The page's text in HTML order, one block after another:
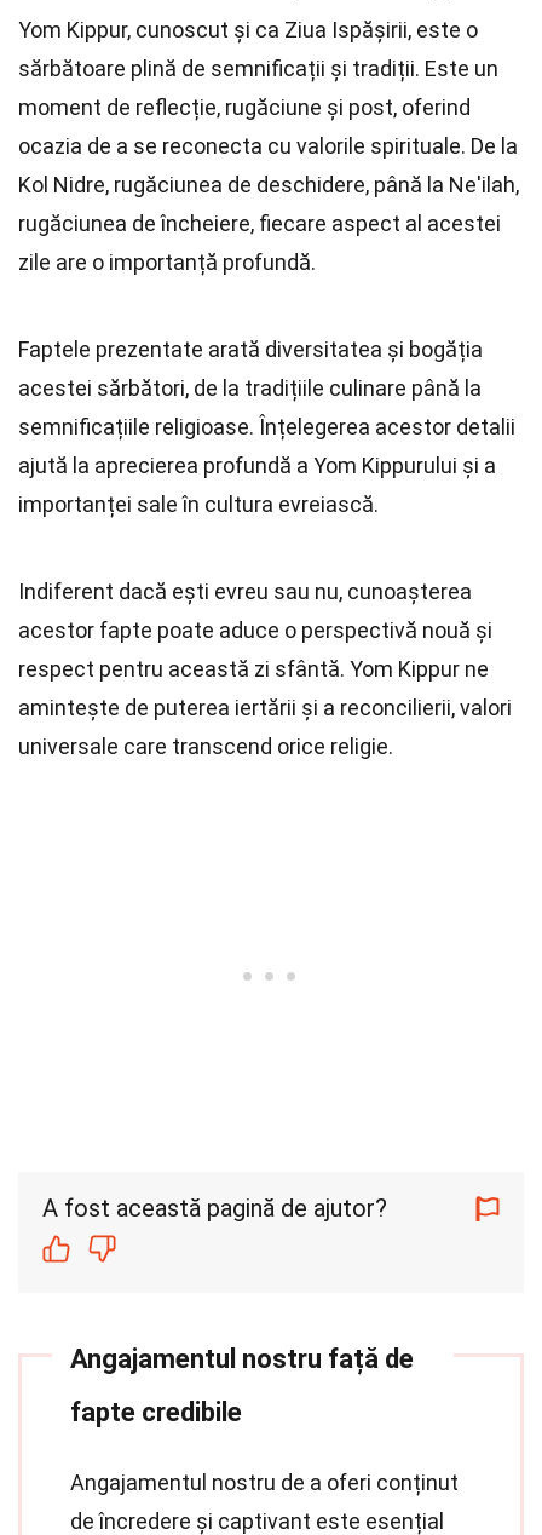
Yom Kippur, cunoscut și ca Ziua Ispășirii, este o
sărbătoare plină de semnificații și tradiții. Este un
moment de reflecție, rugăciune și post, oferind
ocazia de a se reconecta cu valorile spirituale. De la
Kol Nidre, rugăciunea de deschidere, până la Ne'ilah,
rugăciunea de încheiere, fiecare aspect al acestei
zile are o importanță profundă.
Faptele prezentate arată diversitatea și bogăția
acestei sărbători, de la tradițiile culinare până la
semnificațiile religioase. Înțelegerea acestor detalii
ajută la aprecierea profundă a Yom Kippurului și a
importanței sale în cultura evreiască.
Indiferent dacă ești evreu sau nu, cunoașterea
acestor fapte poate aduce o perspectivă nouă și
respect pentru această zi sfântă. Yom Kippur ne
amintește de puterea iertării și a reconcilierii, valori
universale care transcend orice religie.
A fost această pagină de ajutor?
Angajamentul nostru față de
fapte credibile
Angajamentul nostru de a oferi conținut
de încredere și captivant este esențial